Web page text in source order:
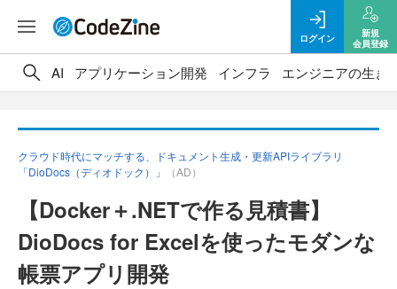
ログイン
新規
会員登録
AI アプリケーション開発 インフラ エンジニアの生き
クラウド時代にマッチする、ドキュメント生成・更新APIライブラリ
「DioDocs（ディオドック）」
（AD）
【Docker＋.NETで作る見積書】
DioDocs for Excelを使ったモダンな
帳票アプリ開発